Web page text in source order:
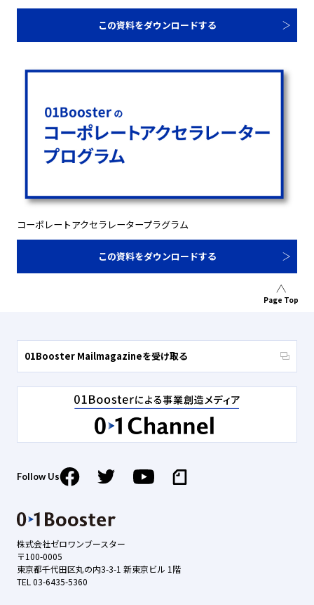
この資料をダウンロードする
コーポレートアクセラレータープラグラム
この資料をダウンロードする
Page Top
株式会社ゼロワンブースター
〒100-0005
東京都千代田区丸の内3-3-1 新東京ビル 1階
TEL 03-6435-5360
01Booster Mailmagazineを受け取る
Follow Us